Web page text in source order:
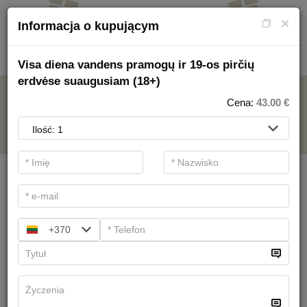
.
Szukaj
Caly dzien atrakcje wodne dla
osoby dorosłej (18+)
×
Informacja o kupującym
Visa diena vandens pramogų ir 19-os pirčių
erdvėse suaugusiam (18+)
Cena: 43.00 €
+370